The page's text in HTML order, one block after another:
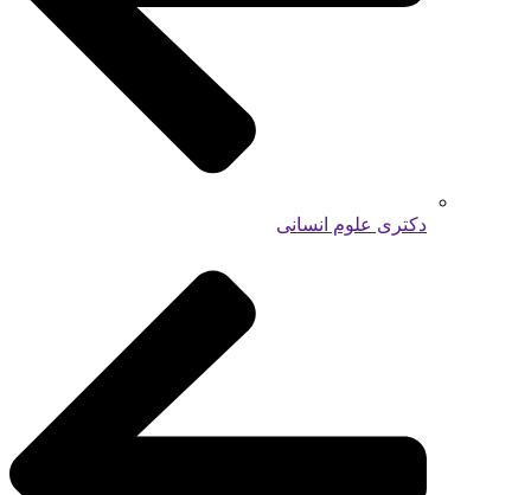
دکتری علوم انسانی